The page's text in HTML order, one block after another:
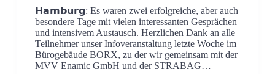
𝗛𝗮𝗺𝗯𝘂𝗿𝗴: Es waren zwei erfolgreiche, aber auch
besondere Tage mit vielen interessanten Gesprächen
und intensivem Austausch. Herzlichen Dank an alle
Teilnehmer unser Infoveranstaltung letzte Woche im
Bürogebäude BORX, zu der wir gemeinsam mit der
MVV Enamic GmbH und der STRABAG…